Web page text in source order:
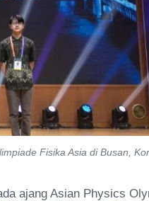
Fisika Asia di Busan,
ajang Asian Physics